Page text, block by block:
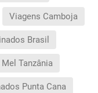
Viagens Camboja
Brasil
Mel Tanzânia
Punta Cana